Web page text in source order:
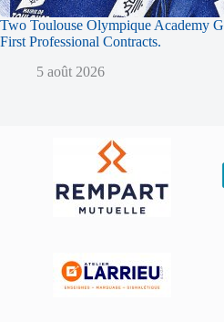
Two Toulouse Olympique Academy
First Professional Contracts.
5 août 2026